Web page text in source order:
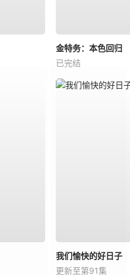
金特务：本色回归
已完结
我们愉快的好日子
更新至第91集